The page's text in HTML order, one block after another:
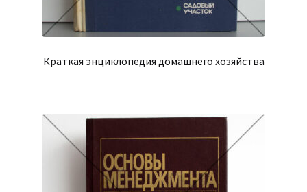
Краткая энциклопедия домашнего хозяйства